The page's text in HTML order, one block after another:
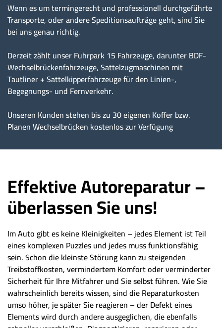
Wenn es um termingerecht und professionell durchgeführte
Transporte, oder andere Speditionsaufträge geht, sind Sie
bei uns genau richtig.
Derzeit zählt unser Fuhrpark 15 Fahrzeuge, darunter BDF-
Wechselbrückenfahrzeuge, Sattelzugmaschinen mit
Tautliner + Sattelkipperfahrzeuge für den Linien-,
Begegnungs- und Fernverkehr.
Unseren Kunden stehen bis zu 30 eigenen Koffer bzw.
Planen Wechselbrücken kostenlos zur Verfügung
Effektive Autoreparatur –
überlassen Sie uns!
Im Auto gibt es keine Kleinigkeiten – jedes Element ist Teil
eines komplexen Puzzles und jedes muss funktionsfähig
sein. Schon die kleinste Störung kann zu steigenden
Treibstoffkosten, vermindertem Komfort oder verminderter
Sicherheit für Ihre Mitfahrer und Sie selbst führen. Wie Sie
wahrscheinlich bereits wissen, sind die Reparaturkosten
umso höher, je später Sie reagieren – der Defekt eines
Elements wird durch andere ausgeglichen, die ebenfalls